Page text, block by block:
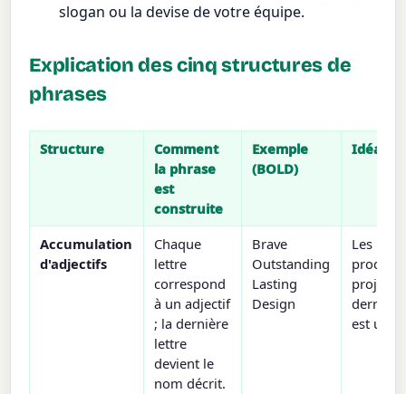
slogan ou la devise de votre équipe.
Explication des cinq structures de
phrases
Structure
Comment
la phrase
est
construite
Exemple
(BOLD)
Idéal
Accumulation
d'adjectifs
Chaque
lettre
correspond
à un adjectif
; la dernière
lettre
devient le
nom décrit.
Brave
Outstanding
Lasting
Design
Les
projets
est un